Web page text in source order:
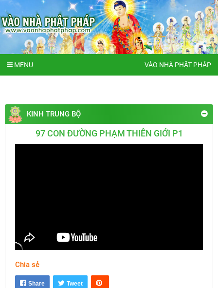
MENU VÀO NHÀ PHẬT PHÁP
KINH TRUNG BỘ
97 CON ĐƯỜNG PHẠM THIÊN GIỚI P1
Chia sẻ
Share Tweet